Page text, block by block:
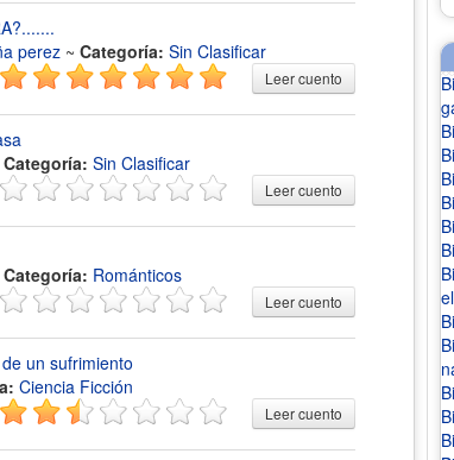
perez ~ Categoría: Sin Clasificar
Leer cuento
Categoría: Sin Clasificar
Leer cuento
Categoría: Románticos
Leer cuento
un sufrimiento
Ciencia Ficción
Leer cuento